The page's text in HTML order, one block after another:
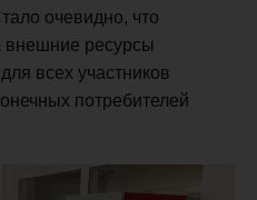
очевидно, что
внешние ресурсы
всех участников
потребителей